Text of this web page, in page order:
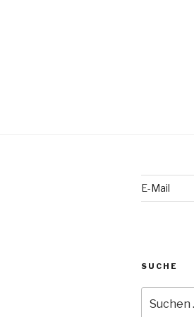
E-Mail
SUCHE
nach: